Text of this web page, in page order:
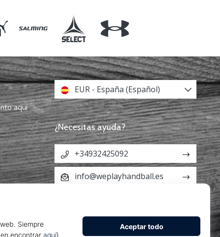
aquí
EUR - España (Español)
¿Necesitas ayuda?
+34932425092
info@weplayhandball.es